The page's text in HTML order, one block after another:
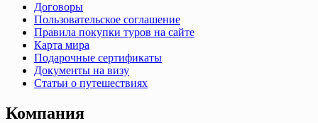
Договоры
Пользовательское соглашение
Правила покупки туров на сайте
Карта мира
Подарочные сертификаты
Документы на визу
Статьи о путешествиях
Компания